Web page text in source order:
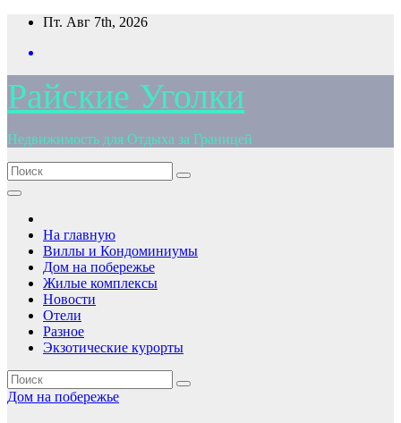
Перейти
содержимому
Пт. Авг 7th, 2026
Райские Уголки
Недвижимость для Отдыха за Границей
На главную
Виллы и Кондоминиумы
Дом на побережье
Жилые комплексы
Новости
Отели
Разное
Экзотические курорты
Дом на побережье